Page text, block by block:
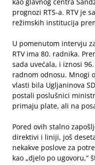
prognozi RTS-a. RTV je
režimskih institucija
U pomenutom intervju
RTV ima 80. radnika.
sada uvećala, i iznosi
radnom odnosu. Mnogi
vlasti bila Ugljaninova
postali poslušnici
primaju plate, ali na
Pored ovih stalno
direktivi i liniji, još
nekakve poslove za
kao „djelo po ugovoru,“